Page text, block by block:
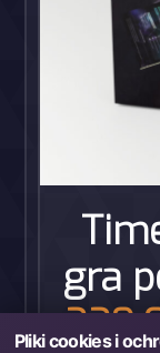
gra
Pliki cookies i